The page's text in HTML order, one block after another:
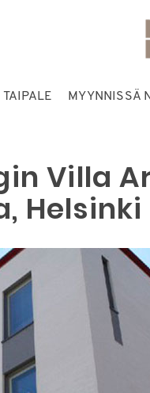
MYYNNISSÄ
Villa
Helsinki